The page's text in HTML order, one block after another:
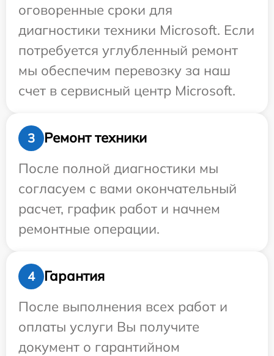
оговоренные сроки для
диагностики техники Microsoft. Если
потребуется углубленный ремонт
мы обеспечим перевозку за наш
счет в сервисный центр Microsoft.
3
Ремонт техники
После полной диагностики мы
согласуем с вами окончательный
расчет, график работ и начнем
ремонтные операции.
4
Гарантия
После выполнения всех работ и
оплаты услуги Вы получите
документ о гарантийном